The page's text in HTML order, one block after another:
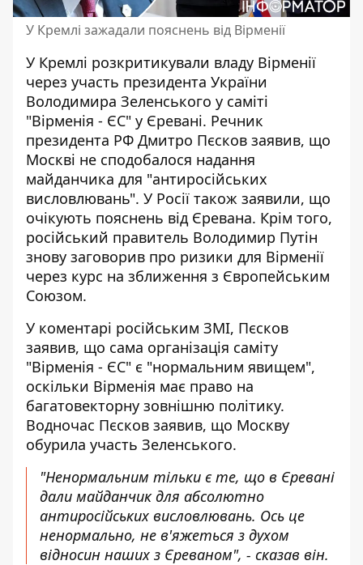
У Кремлі зажадали пояснень від Вірменії
У Кремлі розкритикували владу Вірменії
через участь президента України
Володимира Зеленського у саміті
"Вірменія - ЄС" у Єревані. Речник
президента РФ Дмитро Пєсков заявив, що
Москві не сподобалося надання
майданчика для "антиросійських
висловлювань". У Росії також заявили, що
очікують пояснень від Єревана. Крім того,
російський правитель Володимир Путін
знову заговорив про ризики для Вірменії
через курс на зближення з Європейським
Союзом.
У коментарі російським ЗМІ, Пєсков
заявив, що сама організація саміту
"Вірменія - ЄС" є "нормальним явищем",
оскільки Вірменія має право на
багатовекторну зовнішню політику.
Водночас Пєсков заявив, що Москву
обурила участь Зеленського.
"Ненормальним тільки є те, що в Єревані
дали майданчик для абсолютно
антиросійських висловлювань. Ось це
ненормально, не в'яжеться з духом
відносин наших з Єреваном", - сказав він.